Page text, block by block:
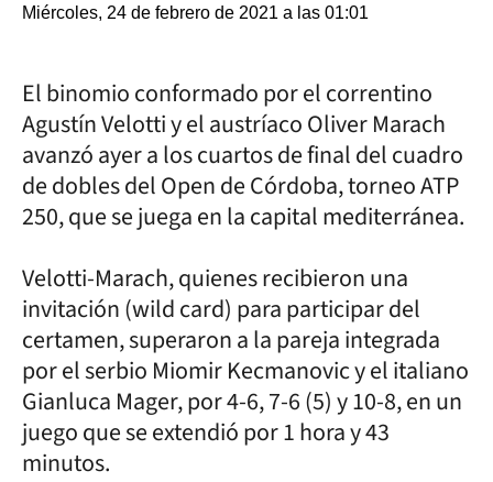
Miércoles, 24 de febrero de 2021 a las 01:01
El binomio conformado por el correntino
Agustín Velotti y el austríaco Oliver Marach
avanzó ayer a los cuartos de final del cuadro
de dobles del Open de Córdoba, torneo ATP
250, que se juega en la capital mediterránea.
Velotti-Marach, quienes recibieron una
invitación (wild card) para participar del
certamen, superaron a la pareja integrada
por el serbio Miomir Kecmanovic y el italiano
Gianluca Mager, por 4-6, 7-6 (5) y 10-8, en un
juego que se extendió por 1 hora y 43
minutos.